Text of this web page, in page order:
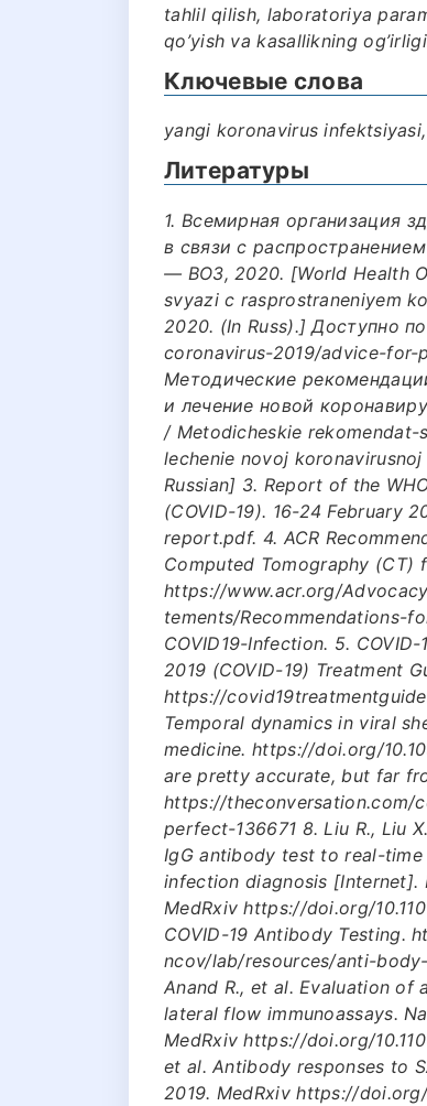
tahlil qilish, laboratoriya
qo’yish va kasallikning
Ключевые слова
yangi koronavirus
Литературы
1. Всемирная организация
в связи c
— ВОЗ, 2020. [World Health
svyazi c rasprostraneniyem
2020. (In Russ).] Доступно
coronavirus-2019/advice-for-
Методические
и лечение новой
/ Metodicheskie
lechenie novoj
Russian] 3. Report of the
(COVID-19). 16-24 February
report.pdf. 4. ACR
Computed Tomography (CT)
https://www.acr.org/
tements/Recommendations-
COVID19-Infection. 5.
2019 (COVID-19) Treatment
https://
Temporal dynamics in viral
medicine. https://doi.org/
are pretty accurate, but far
https://
perfect-136671 8. Liu R., Liu
IgG antibody test to real-time
infection diagnosis [Internet].
MedRxiv https://doi.org/
COVID-19 Antibody Testing.
ncov/lab/resources/anti-
Anand R., et al. Evaluation of
lateral flow immunoassays.
MedRxiv https://doi.org/
et al. Antibody responses to
2019. MedRxiv https://doi.org/